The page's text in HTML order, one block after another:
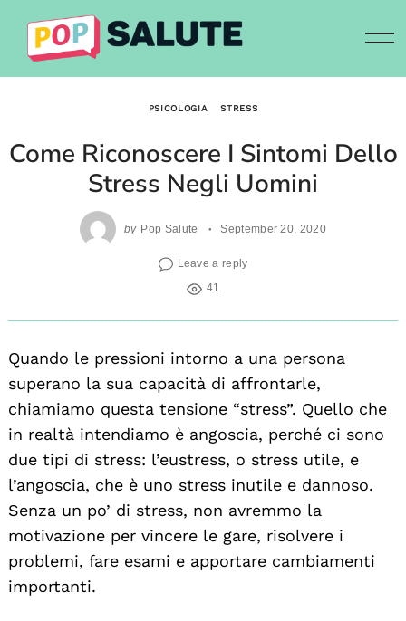
content
PSICOLOGIA STRESS
Come Riconoscere I Sintomi Dello
Stress Negli Uomini
by Pop Salute September 20, 2020
Leave a reply
41
Quando le pressioni intorno a una persona
superano la sua capacità di affrontarle,
chiamiamo questa tensione “stress”. Quello che
in realtà intendiamo è angoscia, perché ci sono
due tipi di stress: l’eustress, o stress utile, e
l’angoscia, che è uno stress inutile e dannoso.
Senza un po’ di stress, non avremmo la
motivazione per vincere le gare, risolvere i
problemi, fare esami e apportare cambiamenti
importanti.